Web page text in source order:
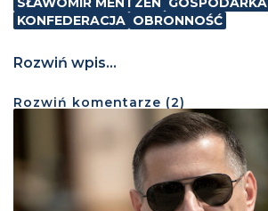
KONFEDERACJA OBRONNOŚĆ
Rozwiń wpis...
Rozwiń komentarze (2)